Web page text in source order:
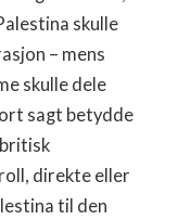
skulle
– mens
skulle dele
sagt betydde
direkte eller
til den